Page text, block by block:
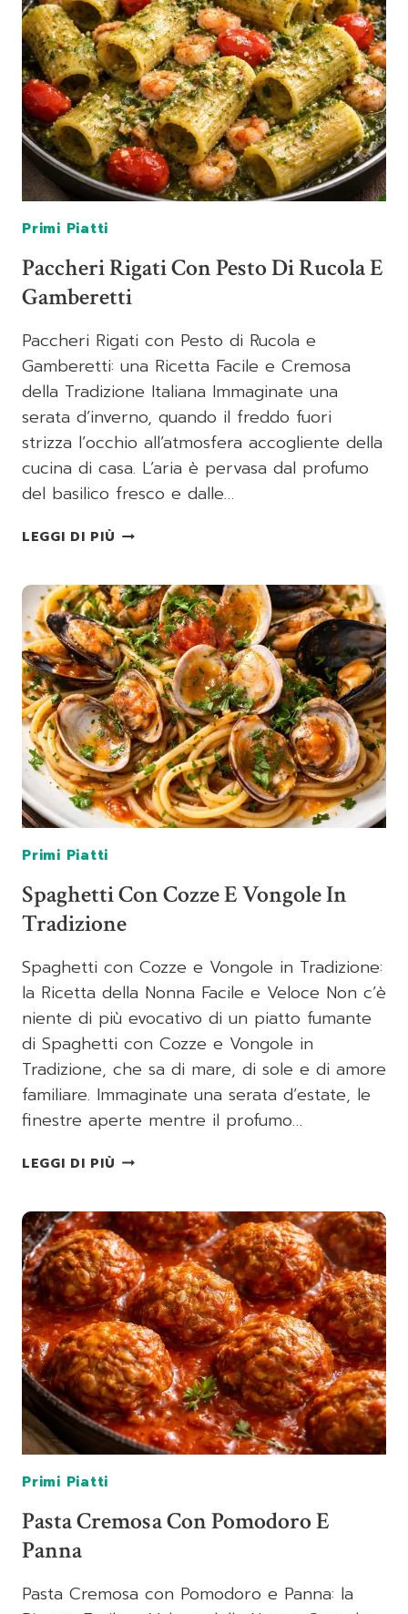
POMODORINI
E
FRUTTI
DI
MARE
Primi Piatti
Paccheri Rigati Con Pesto Di Rucola E
Gamberetti
Paccheri Rigati con Pesto di Rucola e
Gamberetti: una Ricetta Facile e Cremosa
della Tradizione Italiana Immaginate una
serata d’inverno, quando il freddo fuori
strizza l’occhio all’atmosfera accogliente della
cucina di casa. L’aria è pervasa dal profumo
del basilico fresco e dalle…
LEGGI DI PIÙ PACCHERI
PESTO
DI
RUCOLA
E
GAMBERETTI
Primi Piatti
Spaghetti Con Cozze E Vongole In
Tradizione
Spaghetti con Cozze e Vongole in Tradizione:
la Ricetta della Nonna Facile e Veloce Non c’è
niente di più evocativo di un piatto fumante
di Spaghetti con Cozze e Vongole in
Tradizione, che sa di mare, di sole e di amore
familiare. Immaginate una serata d’estate, le
finestre aperte mentre il profumo…
LEGGI DI PIÙ SPAGHETTI
E
VONGOLE
IN
TRADIZIONE
Primi Piatti
Pasta Cremosa Con Pomodoro E
Panna
Pasta Cremosa con Pomodoro e Panna: la